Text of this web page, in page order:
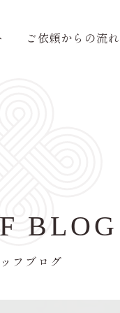
ご依頼からの流れ
BLOG
フブログ